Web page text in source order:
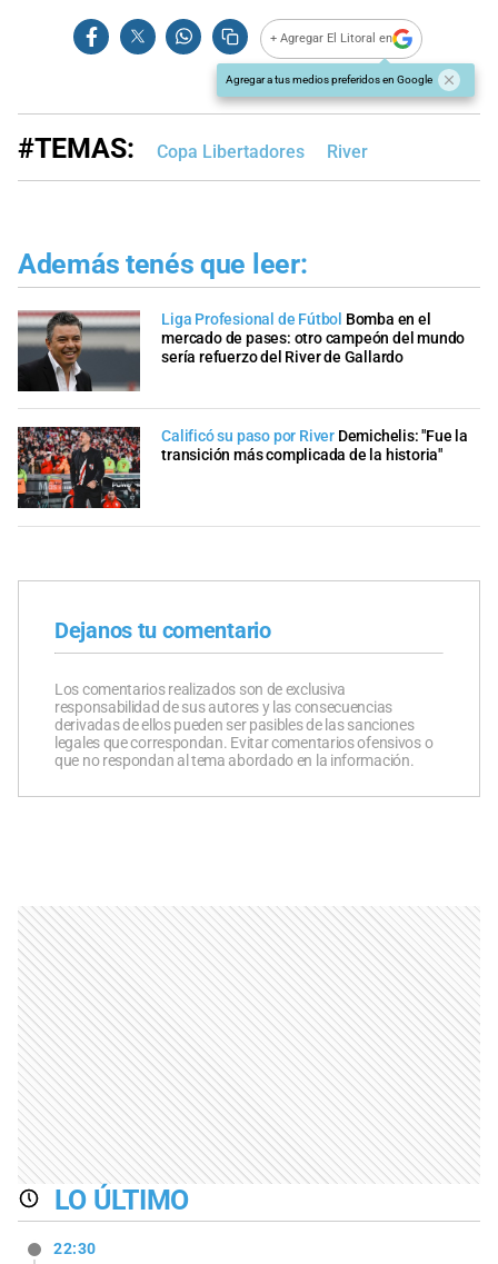
+ Agregar El Litoral en
Agregar a tus medios preferidos en Google
#TEMAS: Copa Libertadores River
Además tenés que leer:
Liga Profesional de Fútbol Bomba en el
mercado de pases: otro campeón del mundo
sería refuerzo del River de Gallardo
Calificó su paso por River Demichelis: "Fue la
transición más complicada de la historia"
Dejanos tu comentario
Los comentarios realizados son de exclusiva
responsabilidad de sus autores y las consecuencias
derivadas de ellos pueden ser pasibles de las sanciones
legales que correspondan. Evitar comentarios ofensivos o
que no respondan al tema abordado en la información.
LO ÚLTIMO
22:30